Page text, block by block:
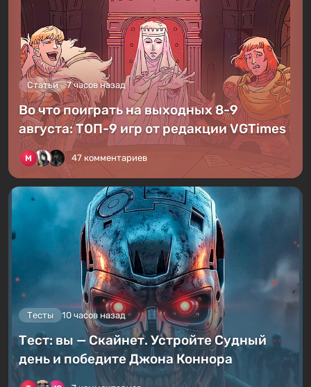
Статьи 7 часов назад
Во что поиграть на выходных 8-9
августа: ТОП-9 игр от редакции VGTimes
47 комментариев
Тесты 10 часов назад
Тест: вы — Скайнет. Устройте Судный
день и победите Джона Коннора